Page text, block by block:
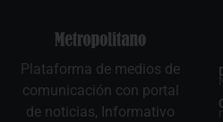
Plataforma de medios de
comunicación con portal
de noticias, Informativo